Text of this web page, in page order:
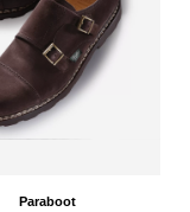
Paraboot